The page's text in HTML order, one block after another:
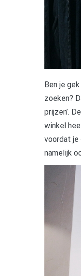
Ben je
zoeken?
prijzen’.
winkel
voordat je
namelijk